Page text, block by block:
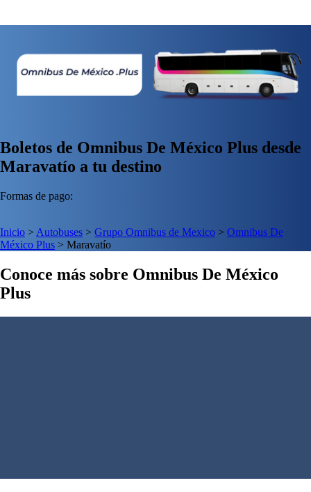
Boletos de Omnibus De México Plus desde
Maravatío a tu destino
Formas de pago:
Inicio > Autobuses > Grupo Omnibus de Mexico > Omnibus De
México Plus > Maravatío
Conoce más sobre Omnibus De México
Plus